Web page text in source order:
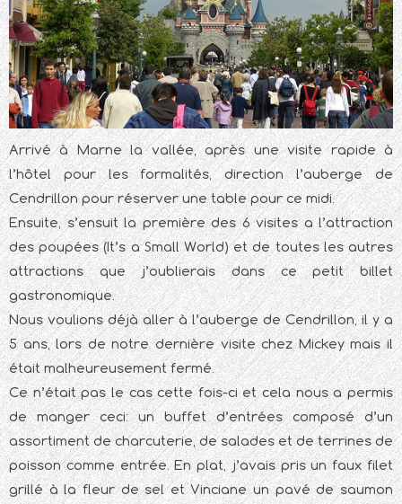
Arrivé à Marne la vallée, après une visite rapide à
l’hôtel pour les formalités, direction l’auberge de
Cendrillon pour réserver une table pour ce midi.
Ensuite, s’ensuit la première des 6 visites a l’attraction
des poupées (It’s a Small World) et de toutes les autres
attractions que j’oublierais dans ce petit billet
gastronomique.
Nous voulions déjà aller à l’auberge de Cendrillon, il y a
5 ans, lors de notre dernière visite chez Mickey mais il
était malheureusement fermé.
Ce n’était pas le cas cette fois-ci et cela nous a permis
de manger ceci: un buffet d’entrées composé d’un
assortiment de charcuterie, de salades et de terrines de
poisson comme entrée. En plat, j’avais pris un faux filet
grillé à la fleur de sel et Vinciane un pavé de saumon